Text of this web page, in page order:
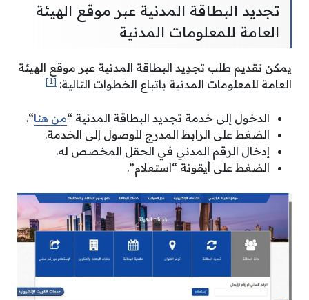
تجديد البطاقة المدنية عبر موقع الهيئة
العامة للمعلومات المدنية
يمكن تقديم طلب تجدِيد البطاقة المدنية عبر موقع الهيئة
العامة للمعلومات المدنية باتباع الخطوات التالية: [1]
الدخول إلى خدمة تجديد البطاقة المدنية “من هنا“.
الضغط على الرابط المدرج للوصول إلى الخدمة.
إدخال الرقم المدني في الحقل المخصص له.
الضغط على أيقونة “استعلام”.